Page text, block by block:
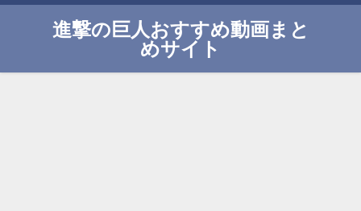
進撃の巨人おすすめ動画まと
めサイト